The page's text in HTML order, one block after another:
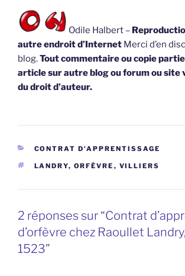
Odile Halbert –
autre endroit d’Internet Merci d’en
blog.Tout commentaire ou copie
article sur autre blog ou forum ou site
du droit d’auteur.
CATÉGORIES
CONTRAT D'APPRENTISSAGE
ÉTIQUETTES
LANDRY, ORFÈVRE , VILLIERS
2 réponses sur “Contrat
d’orfèvre chez Raoullet
1523”